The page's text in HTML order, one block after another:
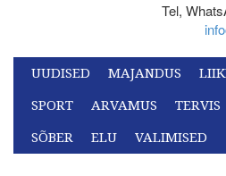
Tel,
UUDISED MAJANDUS
SPORT
ARVAMUS TERVIS
SÕBER
ELU VALIMISED